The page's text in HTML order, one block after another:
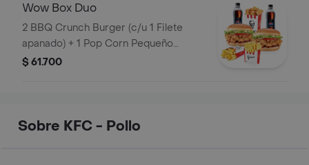
Wow Box Duo
2 BBQ Crunch Burger (c/u 1 Filete
apanado) + 1 Pop Corn Pequeño
(Trocitos de pechuga apanados) + 2
$ 61.700
Sobre KFC - Pollo